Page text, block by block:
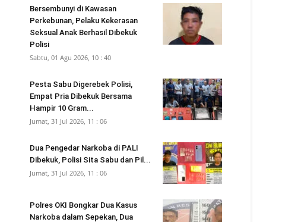
Bersembunyi di Kawasan
Perkebunan, Pelaku Kekerasan
Seksual Anak Berhasil Dibekuk
Polisi
Sabtu, 01 Agu 2026, 10 : 40
Pesta Sabu Digerebek Polisi,
Empat Pria Dibekuk Bersama
Hampir 10 Gram...
Jumat, 31 Jul 2026, 11 : 06
Dua Pengedar Narkoba di PALI
Dibekuk, Polisi Sita Sabu dan Pil...
Jumat, 31 Jul 2026, 11 : 06
Polres OKI Bongkar Dua Kasus
Narkoba dalam Sepekan, Dua